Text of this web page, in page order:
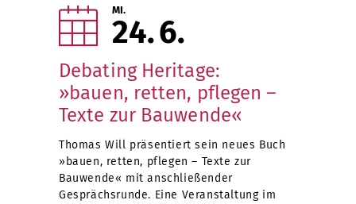
MI.
24 6
Debating Heritage:
»bauen, retten, pflegen –
Texte zur Bauwende«
Thomas Will präsentiert sein neues Buch
»bauen, retten, pflegen – Texte zur
Bauwende« mit anschließender
Gesprächsrunde. Eine Veranstaltung im